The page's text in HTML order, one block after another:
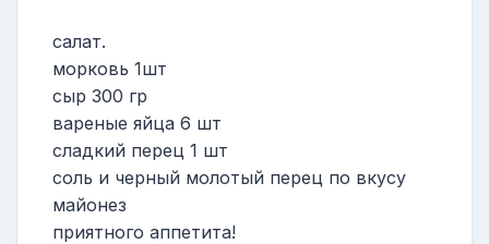
салат.
морковь 1шт
сыр 300 гр
вареные яйца 6 шт
сладкий перец 1 шт
соль и черный молотый перец по вкусу
майонез
приятного аппетита!